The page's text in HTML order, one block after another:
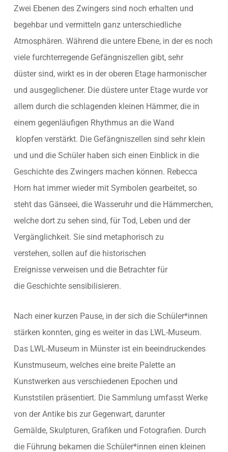
Zwei Ebenen des Zwingers sind noch erhalten und
begehbar und vermitteln ganz unterschiedliche
Atmosphären. Während die untere Ebene, in der es noch
viele furchterregende Gefängniszellen gibt, sehr
düster sind, wirkt es in der oberen Etage harmonischer
und ausgeglichener. Die düstere unter Etage wurde vor
allem durch die schlagenden kleinen Hämmer, die in
einem gegenläufigen Rhythmus an die Wand
klopfen verstärkt. Die Gefängniszellen sind sehr klein
und und die Schüler haben sich einen Einblick in die
Geschichte des Zwingers machen können. Rebecca
Horn hat immer wieder mit Symbolen gearbeitet, so
steht das Gänseei, die Wasseruhr und die Hämmerchen,
welche dort zu sehen sind, für Tod, Leben und der
Vergänglichkeit. Sie sind metaphorisch zu
verstehen, sollen auf die historischen
Ereignisse verweisen und die Betrachter für
die Geschichte sensibilisieren.
Nach einer kurzen Pause, in der sich die Schüler*innen
stärken konnten, ging es weiter in das LWL-Museum.
Das LWL-Museum in Münster ist ein beeindruckendes
Kunstmuseum, welches eine breite Palette an
Kunstwerken aus verschiedenen Epochen und
Kunststilen präsentiert. Die Sammlung umfasst Werke
von der Antike bis zur Gegenwart, darunter
Gemälde, Skulpturen, Grafiken und Fotografien. Durch
die Führung bekamen die Schüler*innen einen kleinen